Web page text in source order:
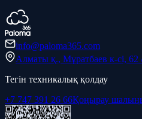
info@paloma365.com
Алматы қ., Мұратбаев к-сі,
Тегін техникалық қолдау
+7 747 391 26 66Қоңырау